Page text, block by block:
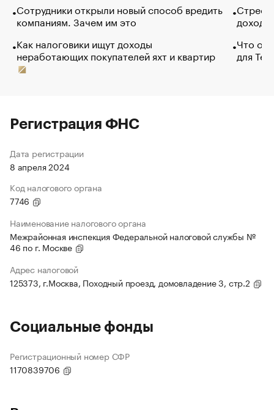
Сотрудники открыли новый способ вредить
компаниям. Зачем им это
Как налоговики ищут доходы
неработающих покупателей яхт и квартир
Что
для
Регистрация ФНС
Дата регистрации
8 апреля 2024
Код налогового органа
7746
Наименование налогового органа
Межрайонная инспекция Федеральной налоговой службы №
46 по г. Москве
Адрес налоговой
125373, г.Москва, Походный проезд, домовладение 3, стр.2
Социальные фонды
Регистрационный номер СФР
1170839706